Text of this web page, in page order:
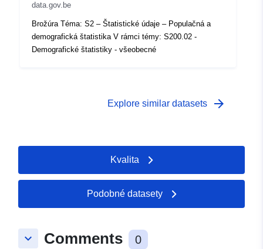
data.gov.be
Brožúra Téma: S2 – Štatistické údaje – Populačná a
demografická štatistika V rámci témy: S200.02 -
Demografické štatistiky - všeobecné
Explore similar datasets arrow_forward
Kvalita
Podobné datasety
keyboard_arrow_down Comments 0